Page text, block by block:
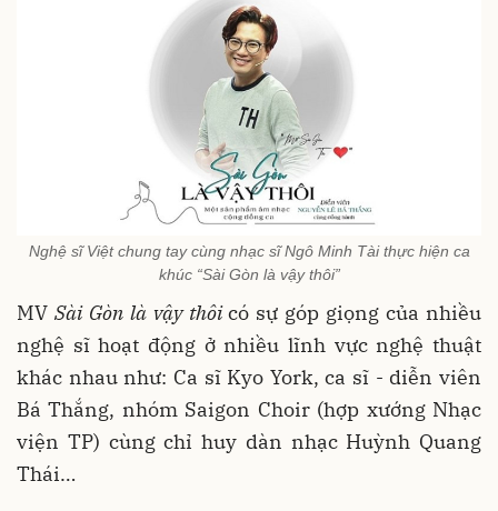
Nghệ sĩ Việt chung tay cùng nhạc sĩ Ngô Minh Tài thực hiện ca
khúc “Sài Gòn là vậy thôi”
MV Sài Gòn là vậy thôicó sự góp giọng của nhiều
nghệ sĩ hoạt động ở nhiều lĩnh vực nghệ thuật
khác nhau như: Ca sĩ Kyo York, ca sĩ - diễn viên
Bá Thắng, nhóm Saigon Choir (hợp xướng Nhạc
viện TP) cùng chỉ huy dàn nhạc Huỳnh Quang
Thái…